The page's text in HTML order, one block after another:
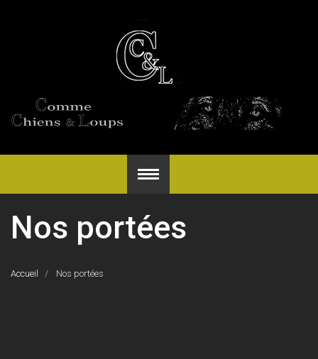
Nos portées
Accueil Nos portées